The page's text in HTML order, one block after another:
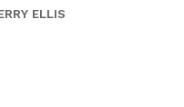
ELLIS